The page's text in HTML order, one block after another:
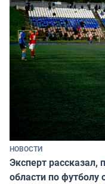
НОВОСТИ
Эксперт
области по